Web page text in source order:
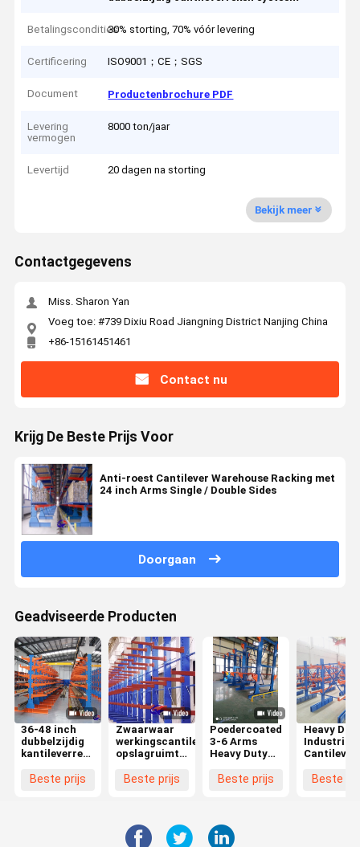
Betalingscondities30% storting, 70% vóór levering
Certificering ISO9001；CE；SGS
Document Productenbrochure PDF
Levering
vermogen
8000 ton/jaar
Levertijd 20 dagen na storting
Bekijk meer
Contactgegevens
Miss. Sharon Yan
Voeg toe: #739 Dixiu Road Jiangning District Nanjing China
+86-15161451461
Contact nu
Krijg De Beste Prijs Voor
Anti-roest Cantilever Warehouse Racking met
24 inch Arms Single / Double Sides
Doorgaan
Geadviseerde Producten
36-48 inch
dubbelzijdig
kantileverrek
lading voor
Beste prijs
Zwaarwaar
werkingscantilever-
opslagruimte,
20 voet hoog
Beste prijs
Poedercoated
3-6 Arms
Heavy Duty
opslagrek
Beste prijs
Heavy
Industrial
Cantilever
Beste